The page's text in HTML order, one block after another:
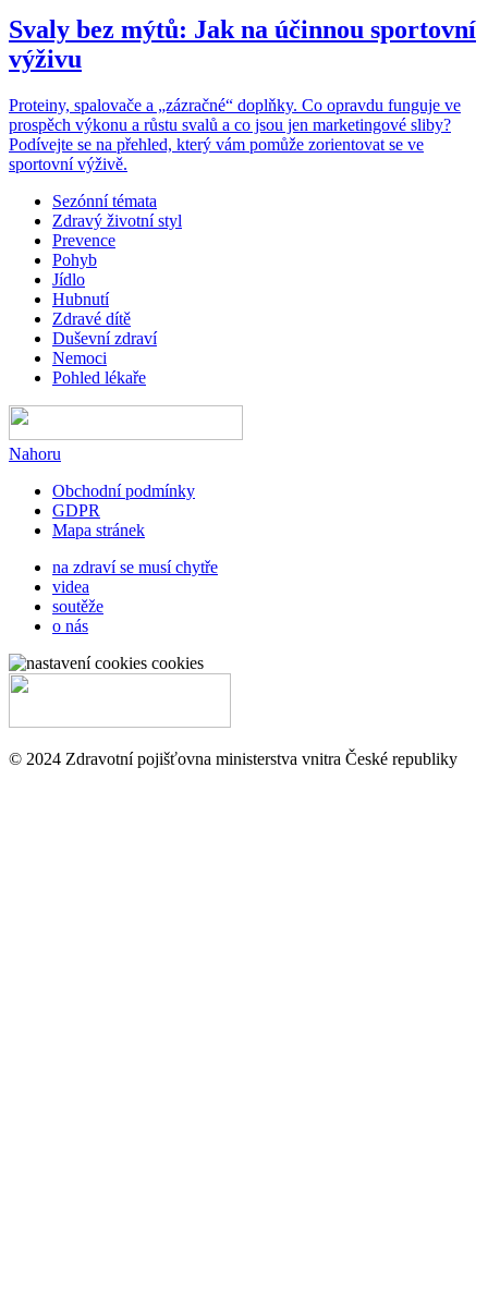
Svaly bez mýtů: Jak na účinnou sportovní
výživu
Proteiny, spalovače a „zázračné“ doplňky. Co opravdu funguje ve
prospěch výkonu a růstu svalů a co jsou jen marketingové sliby?
Podívejte se na přehled, který vám pomůže zorientovat se ve
sportovní výživě.
Sezónní témata
Zdravý životní styl
Prevence
Pohyb
Jídlo
Hubnutí
Zdravé dítě
Duševní zdraví
Nemoci
Pohled lékaře
Nahoru
Obchodní podmínky
GDPR
Mapa stránek
na zdraví se musí chytře
videa
soutěže
o nás
cookies
© 2024 Zdravotní pojišťovna ministerstva vnitra České republiky